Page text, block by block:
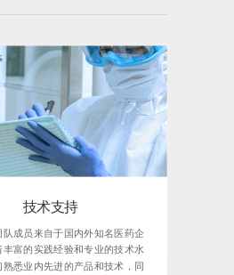
技术支持
队成员来自于国内外知名医药企
丰富的实践经验和专业的技术水
熟悉业内先进的产品和技术，同